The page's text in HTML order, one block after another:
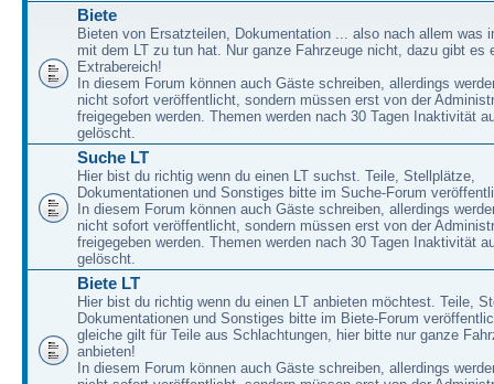
Biete
Bieten von Ersatzteilen, Dokumentation ... also nach allem was
mit dem LT zu tun hat. Nur ganze Fahrzeuge nicht, dazu gibt es
Extrabereich!
In diesem Forum können auch Gäste schreiben, allerdings
nicht sofort veröffentlicht, sondern müssen erst von der
freigegeben werden. Themen werden nach 30 Tagen Inaktivität
gelöscht.
Suche LT
Hier bist du richtig wenn du einen LT suchst. Teile, Stellplätze,
Dokumentationen und Sonstiges bitte im Suche-Forum
In diesem Forum können auch Gäste schreiben, allerdings
nicht sofort veröffentlicht, sondern müssen erst von der
freigegeben werden. Themen werden nach 30 Tagen Inaktivität
gelöscht.
Biete LT
Hier bist du richtig wenn du einen LT anbieten möchtest. Teile,
Dokumentationen und Sonstiges bitte im Biete-Forum
gleiche gilt für Teile aus Schlachtungen, hier bitte nur ganze
anbieten!
In diesem Forum können auch Gäste schreiben, allerdings